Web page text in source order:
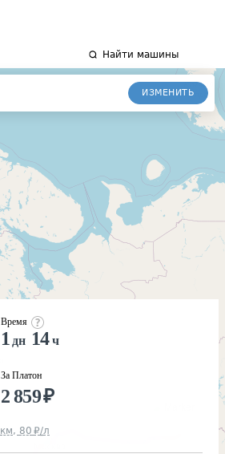
Найти машины
ИЗМЕНИТЬ
Время
1 дн 14ч
За Платон
2 859₽
км, 80 ₽/л